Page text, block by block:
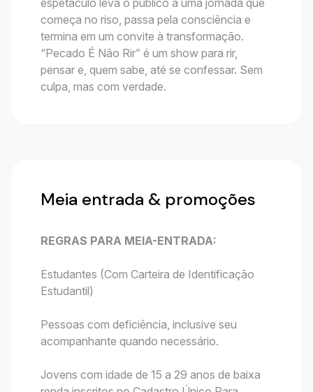
começa no riso, passa pela consciência e
termina em um convite à transformação.
“Pecado É Não Rir” é um show para rir,
pensar e, quem sabe, até se confessar. Sem
culpa, mas com verdade.
Meia entrada & promoções
REGRAS PARA MEIA-ENTRADA:
Estudantes (Com Carteira de Identificação
Estudantil)
Pessoas com deficiência, inclusive seu
acompanhante quando necessário.
Jovens com idade de 15 a 29 anos de baixa